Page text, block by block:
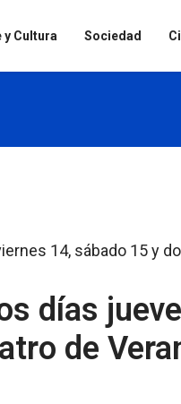
y Cultura Sociedad
días
de